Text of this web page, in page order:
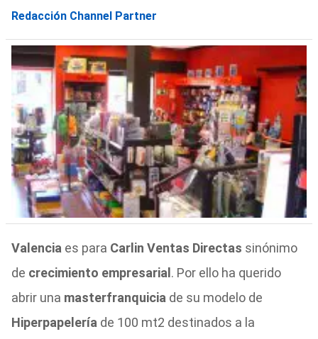
Redacción Channel Partner
Valencia es para Carlin Ventas Directas sinónimo
de crecimiento empresarial . Por ello ha querido
abrir una masterfranquicia de su modelo de
Hiperpapelería de 100 mt2 destinados a la